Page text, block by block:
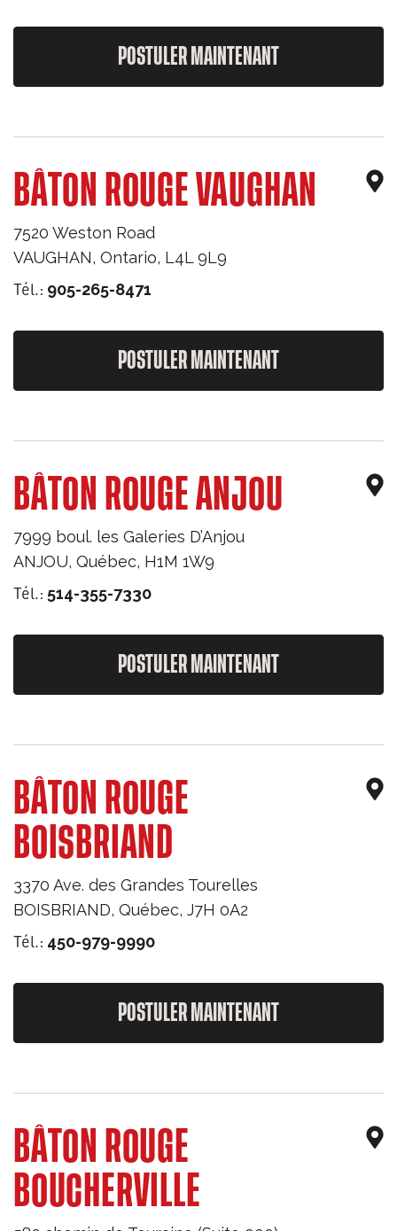
POSTULER MAINTENANT
BÂTON ROUGE VAUGHAN
7520 Weston Road
VAUGHAN, Ontario, L4L 9L9
Tél.: 905-265-8471
POSTULER MAINTENANT
BÂTON ROUGE ANJOU
7999 boul. les Galeries D’Anjou
ANJOU, Québec, H1M 1W9
Tél.: 514-355-7330
POSTULER MAINTENANT
BÂTON ROUGE
BOISBRIAND
3370 Ave. des Grandes Tourelles
BOISBRIAND, Québec, J7H 0A2
Tél.: 450-979-9990
POSTULER MAINTENANT
BÂTON ROUGE
BOUCHERVILLE